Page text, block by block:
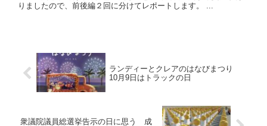
りましたので、前後編２回に分けてレポートします。 ...
ランディーとクレアのはなびまつり
10月9日はトラックの日
衆議院議員総選挙告示の日に思う 成